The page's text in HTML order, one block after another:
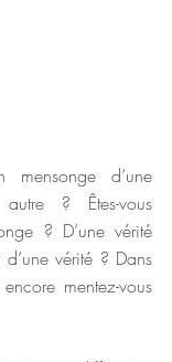
mensonge d’une
? Êtes-vous
? D’une vérité
vérité ? Dans
mentez-vous